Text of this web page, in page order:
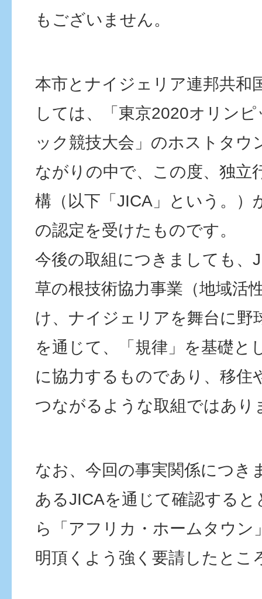
もございません。
本市とナイジェリア連邦共和
しては、「東京2020オリン
ック競技大会」のホストタウ
ながりの中で、この度、独立
構（以下「JICA」という。）
の認定を受けたものです。
今後の取組につきましても、
草の根技術協力事業（地域活
け、ナイジェリアを舞台に野
を通じて、「規律」を基礎と
に協力するものであり、移住
つながるような取組ではあり
なお、今回の事実関係につき
あるJICAを通じて確認すると
ら「アフリカ・ホームタウン
明頂くよう強く要請したとこ